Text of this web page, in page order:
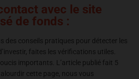
avec le site
de fonds :
des conseils pratiques pour détecter les
faites les vérifications utiles.
importants. L’article publié fait 5
cette page, nous vous